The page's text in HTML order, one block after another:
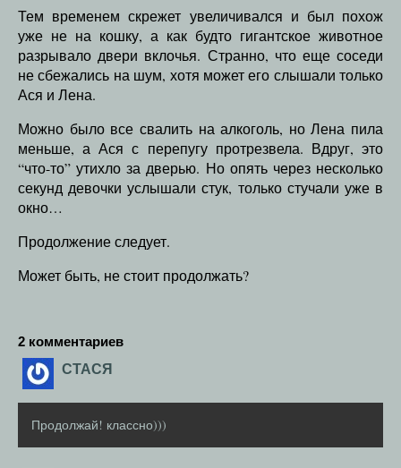
Тем временем скрежет увеличивался и был похож
уже не на кошку, а как будто гигантское животное
разрывало двери вклочья. Странно, что еще соседи
не сбежались на шум, хотя может его слышали только
Ася и Лена.
Можно было все свалить на алкоголь, но Лена пила
меньше, а Ася с перепугу протрезвела. Вдруг, это
“что-то” утихло за дверью. Но опять через несколько
секунд девочки услышали стук, только стучали уже в
окно…
Продолжение следует.
Может быть, не стоит продолжать?
2 комментариев
СТАСЯ
Продолжай! классно)))